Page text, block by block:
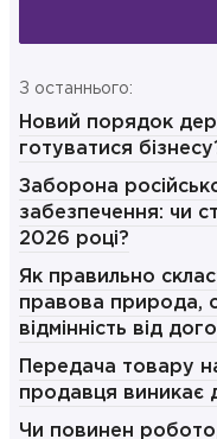
З останнього:
Новий порядок
готуватися
Заборона
забезпечення: чи
2026 році?
Як правильно
правова природа,
відмінність від
Передача товару
продавця виникає
Чи повинен